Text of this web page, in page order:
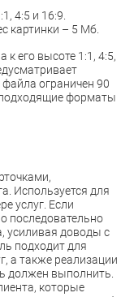
4:5 и 16:9.
картинки – 5 Мб.
его высоте 1:1, 4:5,
ограничен 90
форматы
Используется для
услуг. Если
последовательно
усиливая доводы с
подходит для
а также реализации
должен выполнить.
которые